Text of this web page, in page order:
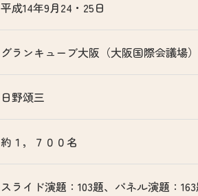
平成14年9月24・25日
グランキューブ大阪（大阪国際会議場
日野頌三
約１，７００名
スライド演題：103題、パネル演題：